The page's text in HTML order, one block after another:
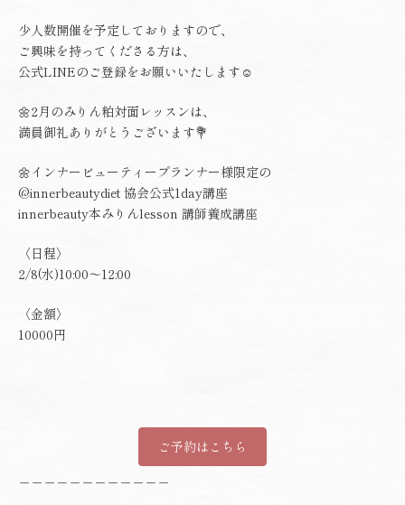
少人数開催を予定しておりますので、
ご興味を持ってくださる方は、
公式LINEのご登録をお願いいたします☺️
🌼2月のみりん粕対面レッスンは、
満員御礼ありがとうございます💐
🌼インナービューティープランナー様限定の
@innerbeautydiet 協会公式1day講座
innerbeauty本みりんlesson 講師養成講座
〈日程〉
2/8(水)10:00〜12:00
〈金額〉
10000円
ご予約はこちら